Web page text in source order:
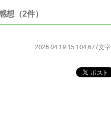
想（2件）
2026.04.19 15:104,677文字